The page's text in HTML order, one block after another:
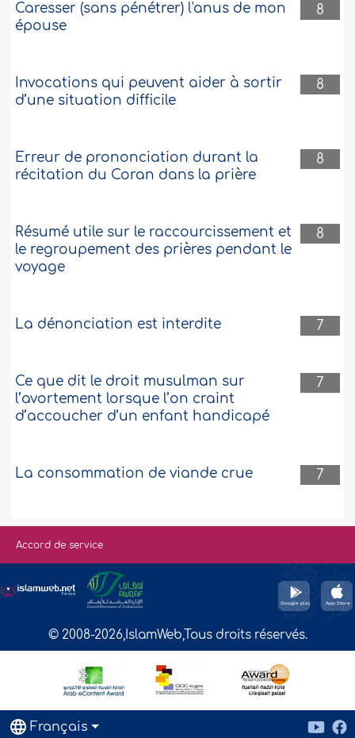
8
Caresser (sans pénétrer) l'anus de mon
épouse
8
Invocations qui peuvent aider à sortir
d’une situation difficile
8
Erreur de prononciation durant la
récitation du Coran dans la prière
8
Résumé utile sur le raccourcissement et
le regroupement des prières pendant le
voyage
7
La dénonciation est interdite
7
Ce que dit le droit musulman sur
l’avortement lorsque l’on craint
d’accoucher d’un enfant handicapé
7
La consommation de viande crue
Accord de service
© 2008-2026,IslamWeb,Tous droits réservés.
Français